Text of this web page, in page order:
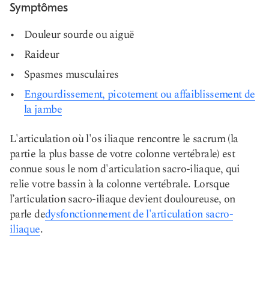
Symptômes
Douleur sourde ou aiguë
Raideur
Spasmes musculaires
Engourdissement, picotement ou affaiblissement de
la jambe
L'articulation où l'os iliaque rencontre le sacrum (la
partie la plus basse de votre colonne vertébrale) est
connue sous le nom d'articulation sacro-iliaque, qui
relie votre bassin à la colonne vertébrale. Lorsque
l’articulation sacro-iliaque devient douloureuse, on
parle dedysfonctionnement de l'articulation sacro-
iliaque.